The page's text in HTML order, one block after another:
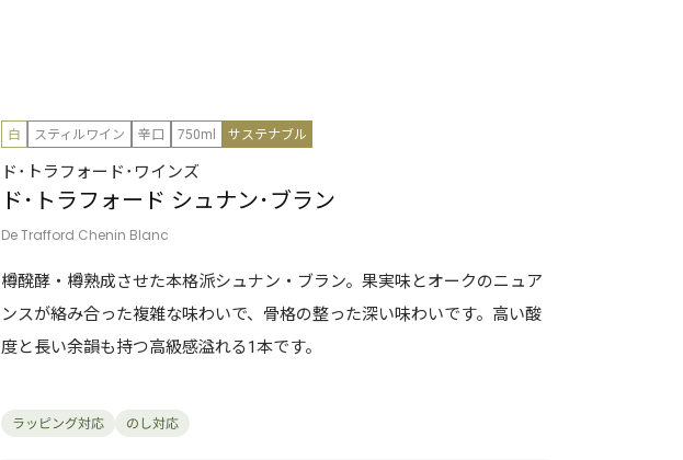
白 スティルワイン 辛口 750ml サステナブル
ド･トラフォード･ワインズ
ド･トラフォード シュナン･ブラン
De Trafford Chenin Blanc
樽醗酵・樽熟成させた本格派シュナン・ブラン。果実味とオークのニュア
ンスが絡み合った複雑な味わいで、骨格の整った深い味わいです。高い酸
度と長い余韻も持つ高級感溢れる1本です。